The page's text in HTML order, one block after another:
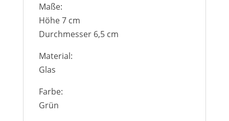
Maße:
Höhe 7 cm
Durchmesser 6,5 cm
Material:
Glas
Farbe:
Grün